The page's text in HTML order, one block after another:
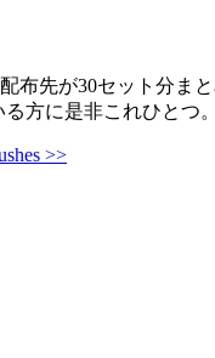
布先が30セット分
方に是非これひとつ。
>>